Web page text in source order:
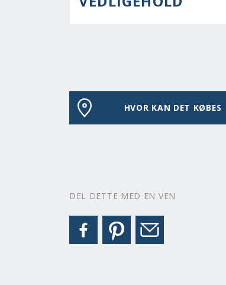
HVOR KAN DET KØBES
DEL DETTE MED EN VEN